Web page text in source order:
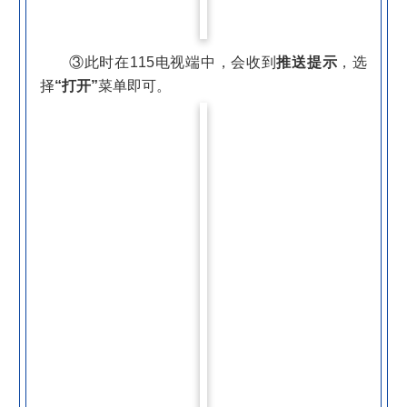
③此时在115电视端中，会收到推送提示 ，选
择“打开”菜单即可。